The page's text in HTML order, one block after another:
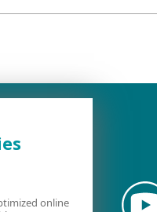
online